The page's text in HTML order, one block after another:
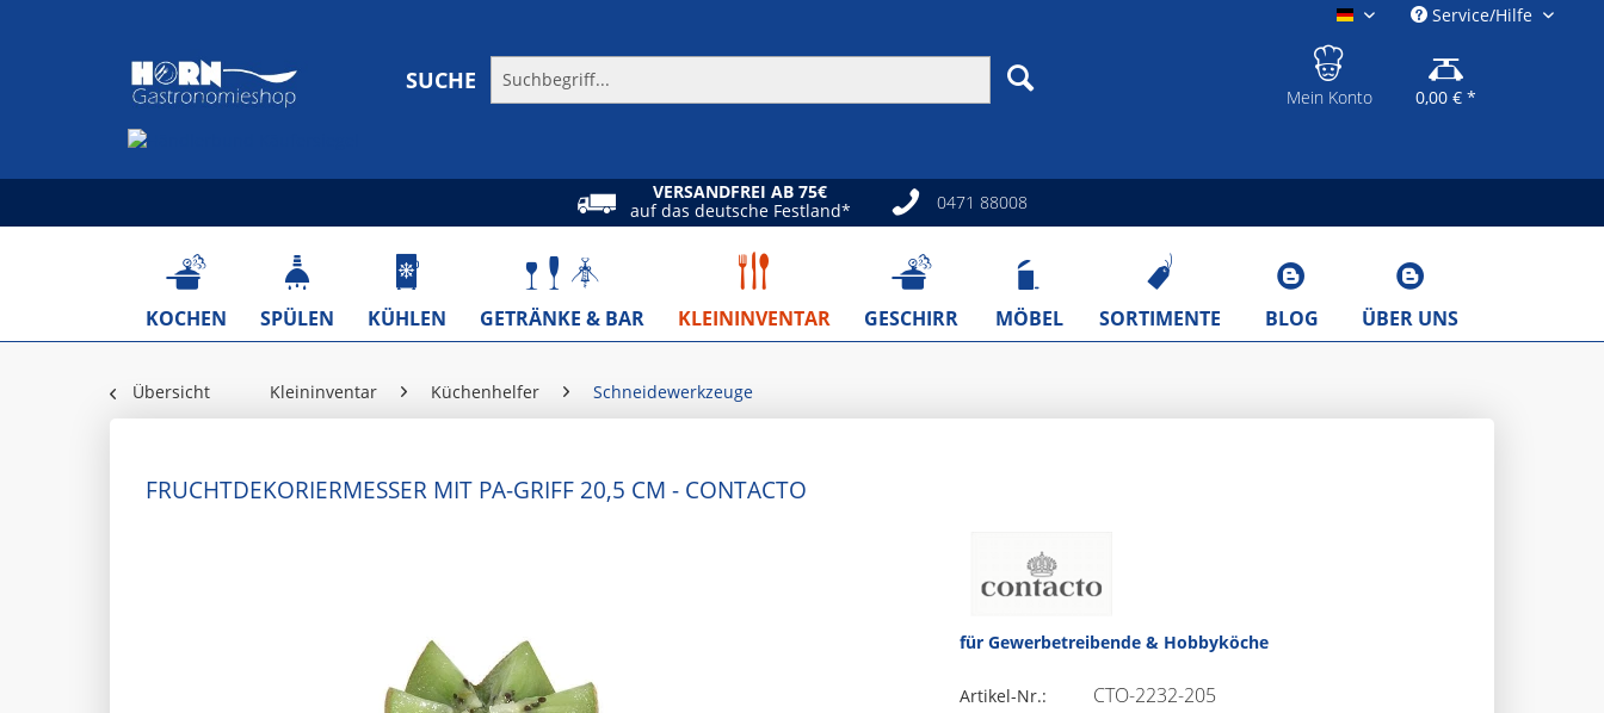
gastronomieshop.eu
Service/Hilfe
SUCHE
Mein Konto 0,00 € *
VERSANDFREI AB 75€
auf das deutsche Festland*
0471 88008
KOCHEN SPÜLEN KÜHLEN GETRÄNKE & BAR KLEININVENTAR GESCHIRR MÖBEL SORTIMENTE BLOG ÜBER UNS
Übersicht Kleininventar Küchenhelfer Schneidewerkzeuge
FRUCHTDEKORIERMESSER MIT PA-GRIFF 20,5 CM - CONTACTO
für Gewerbetreibende & Hobbyköche
Artikel-Nr.: CTO-2232-205